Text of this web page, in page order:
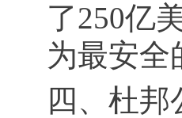
了250亿
为最安全
四、杜